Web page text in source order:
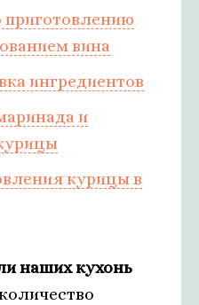
вина
ингредиентов
и
курицы в
наших кухонь